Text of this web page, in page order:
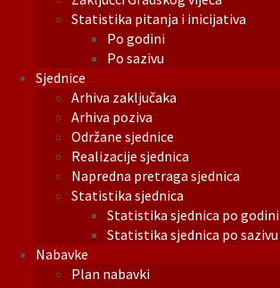
Statistika pitanja i inicijativa
Po godini
Po sazivu
Sjednice
Arhiva zaključaka
Arhiva poziva
Održane sjednice
Realizacije sjednica
Napredna pretraga sjednica
Statistika sjednica
Statistika sjednica po godini
Statistika sjednica po sazivu
Nabavke
Plan nabavki